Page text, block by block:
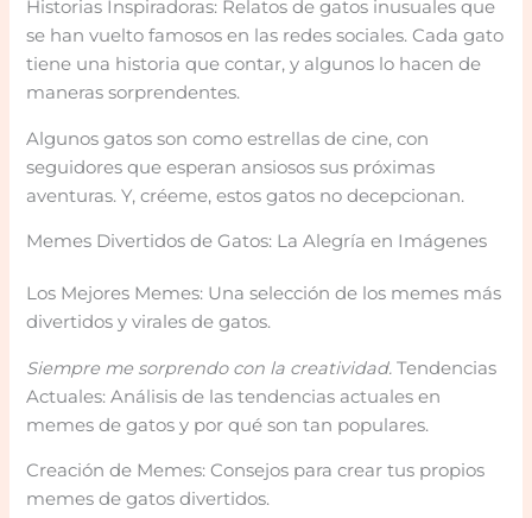
Historias Inspiradoras: Relatos de gatos inusuales que
se han vuelto famosos en las redes sociales. Cada gato
tiene una historia que contar, y algunos lo hacen de
maneras sorprendentes.
Algunos gatos son como estrellas de cine, con
seguidores que esperan ansiosos sus próximas
aventuras. Y, créeme, estos gatos no decepcionan.
Memes Divertidos de Gatos: La Alegría en Imágenes
Los Mejores Memes: Una selección de los memes más
divertidos y virales de gatos.
Siempre me sorprendo con la creatividad. Tendencias
Actuales: Análisis de las tendencias actuales en
memes de gatos y por qué son tan populares.
Creación de Memes: Consejos para crear tus propios
memes de gatos divertidos.